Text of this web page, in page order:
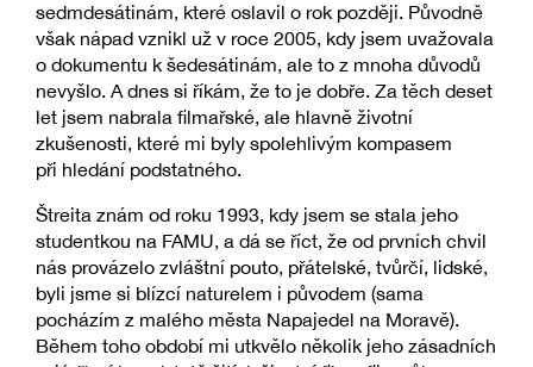
sedmdesátinám, které oslavil o rok později. Původně
však nápad vznikl už v roce 2005, kdy jsem uvažovala
o dokumentu k šedesátinám, ale to z mnoha důvodů
nevyšlo. A dnes si říkám, že to je dobře. Za těch deset
let jsem nabrala filmařské, ale hlavně životní
zkušenosti, které mi byly spolehlivým kompasem
při hledání podstatného.
Štreita znám od roku 1993, kdy jsem se stala jeho
studentkou na FAMU, a dá se říct, že od prvních chvil
nás provázelo zvláštní pouto, přátelské, tvůrčí, lidské,
byli jsme si blízcí naturelem i původem (sama
pocházím z malého města Napajedel na Moravě).
Během toho období mi utkvělo několik jeho zásadních